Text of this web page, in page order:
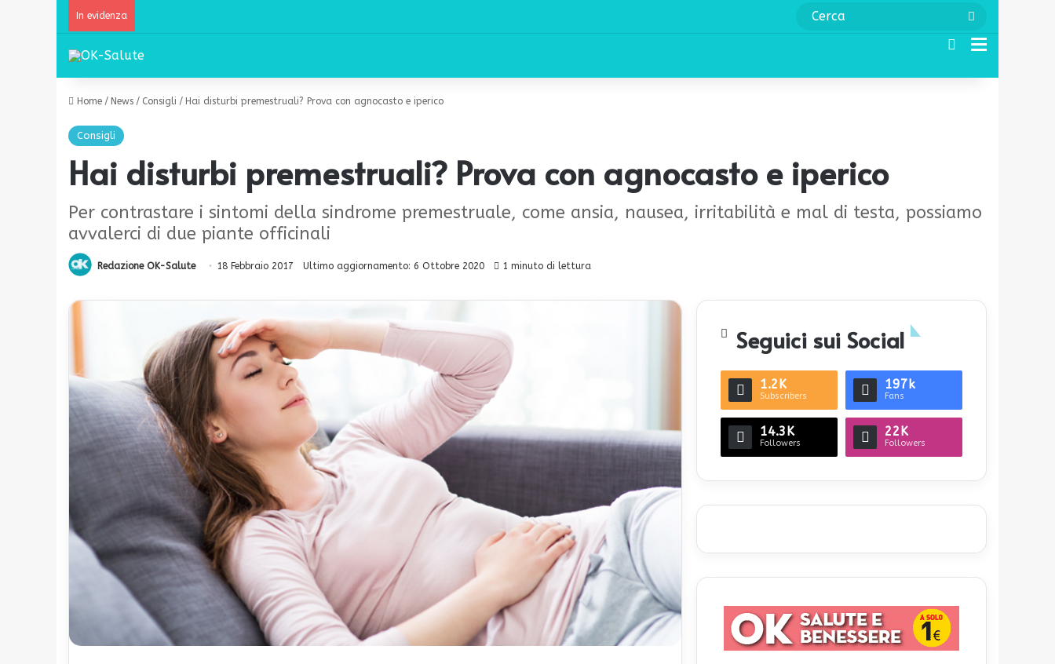
In evidenza
Cerca
Home / News / Consigli / Hai disturbi premestruali? Prova con agnocasto e iperico
Consigli
Hai disturbi premestruali? Prova con agnocasto e iperico
Per contrastare i sintomi della sindrome premestruale, come ansia, nausea, irritabilità e mal di testa, possiamo
avvalerci di due piante officinali
Redazione OK-Salute 18 Febbraio 2017 Ultimo aggiornamento: 6 Ottobre 2020 1 minuto di lettura
Seguici sui Social
1.2K
Subscribers
197k
Fans
14.3K
Followers
22K
Followers